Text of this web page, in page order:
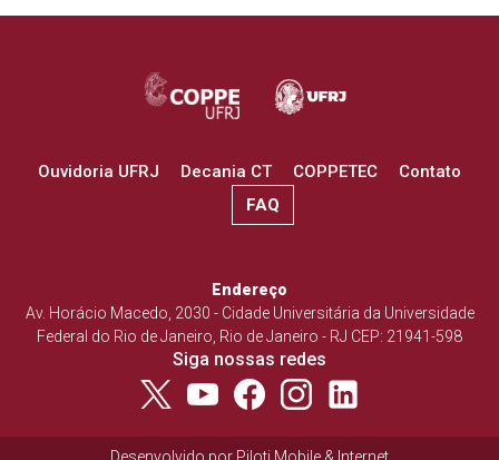
Ouvidoria UFRJ Decania CT COPPETEC
Contato
FAQ
Endereço
Av. Horácio Macedo, 2030 - Cidade Universitária da Universidade
Federal do Rio de Janeiro, Rio de Janeiro - RJ CEP: 21941-598
Siga nossas redes